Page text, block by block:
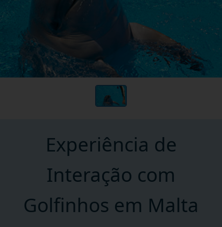
Experiência de
Interação com
Golfinhos em Malta